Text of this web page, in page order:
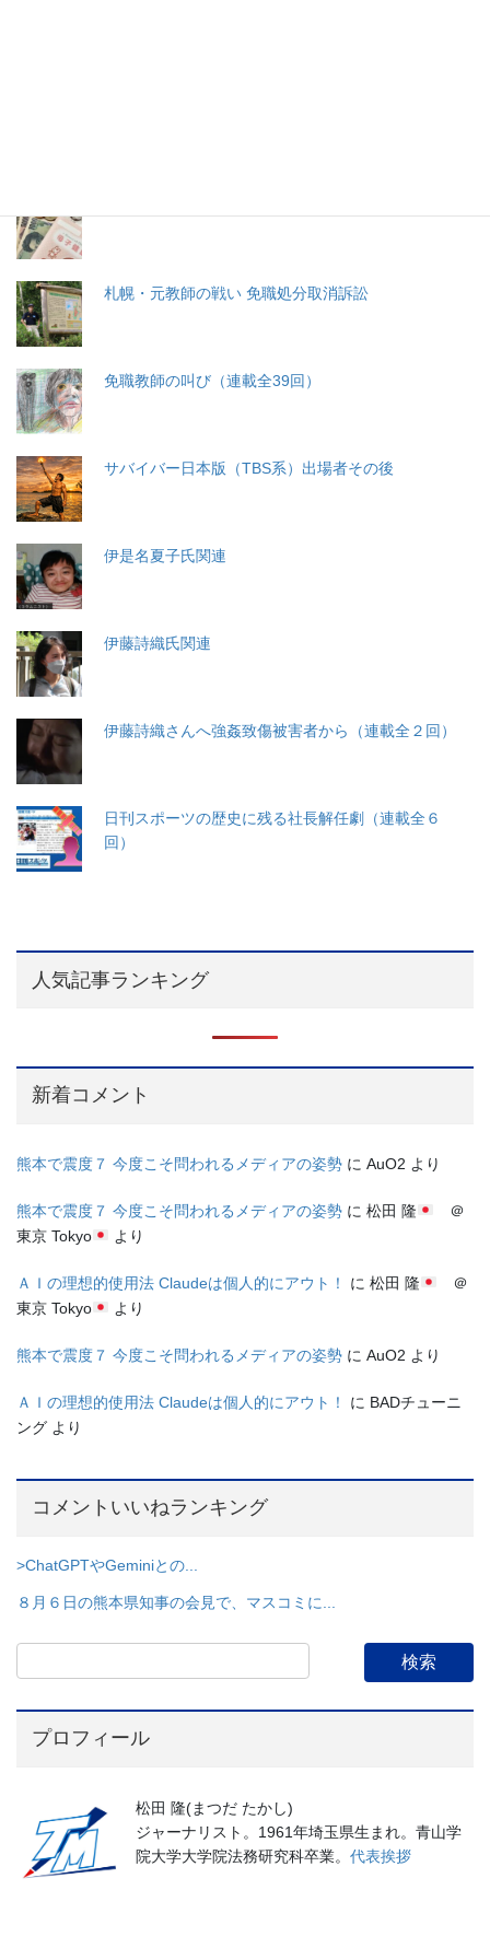
札幌・元教師の戦い 免職処分取消訴訟
免職教師の叫び（連載全39回）
サバイバー日本版（TBS系）出場者その後
伊是名夏子氏関連
伊藤詩織氏関連
伊藤詩織さんへ強姦致傷被害者から（連載全２回）
日刊スポーツの歴史に残る社長解任劇（連載全６
回）
人気記事ランキング
新着コメント
熊本で震度７ 今度こそ問われるメディアの姿勢 に AuO2 より
熊本で震度７ 今度こそ問われるメディアの姿勢 に 松田 隆
＠
東京 Tokyo
より
ＡＩの理想的使用法 Claudeは個人的にアウト！ に 松田 隆
＠
東京 Tokyo
より
熊本で震度７ 今度こそ問われるメディアの姿勢 に AuO2 より
ＡＩの理想的使用法 Claudeは個人的にアウト！ に BADチューニ
ング より
コメントいいねランキング
>ChatGPTやGeminiとの...
８月６日の熊本県知事の会見で、マスコミに...
プロフィール
松田 隆(まつだ たかし)
ジャーナリスト。1961年埼玉県生まれ。青山学
院大学大学院法務研究科卒業。 代表挨拶